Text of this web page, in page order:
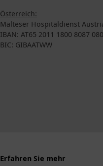
Österreich:
Malteser Hospitaldienst
IBAN: AT65 2011 1800 8087
BIC: GIBAATWW
Erfahren Sie mehr